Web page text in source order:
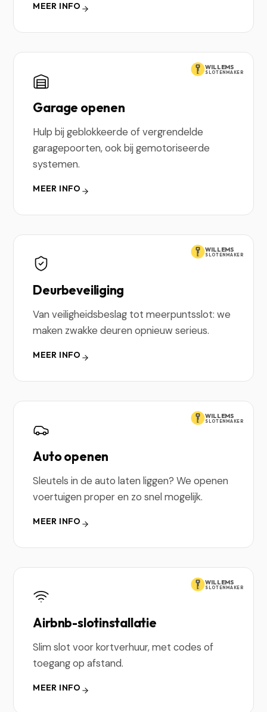
MEER INFO
WILLEMS
SLOTENMAKER
Garage openen
Hulp bij geblokkeerde of vergrendelde
garagepoorten, ook bij gemotoriseerde
systemen.
MEER INFO
WILLEMS
SLOTENMAKER
Deurbeveiliging
Van veiligheidsbeslag tot meerpuntsslot: we
maken zwakke deuren opnieuw serieus.
MEER INFO
WILLEMS
SLOTENMAKER
Auto openen
Sleutels in de auto laten liggen? We openen
voertuigen proper en zo snel mogelijk.
MEER INFO
WILLEMS
SLOTENMAKER
Airbnb-slotinstallatie
Slim slot voor kortverhuur, met codes of
toegang op afstand.
MEER INFO